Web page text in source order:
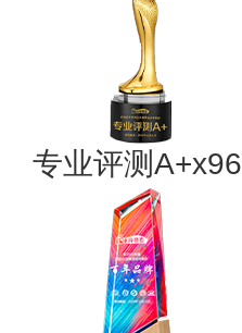
专业评测A+x96